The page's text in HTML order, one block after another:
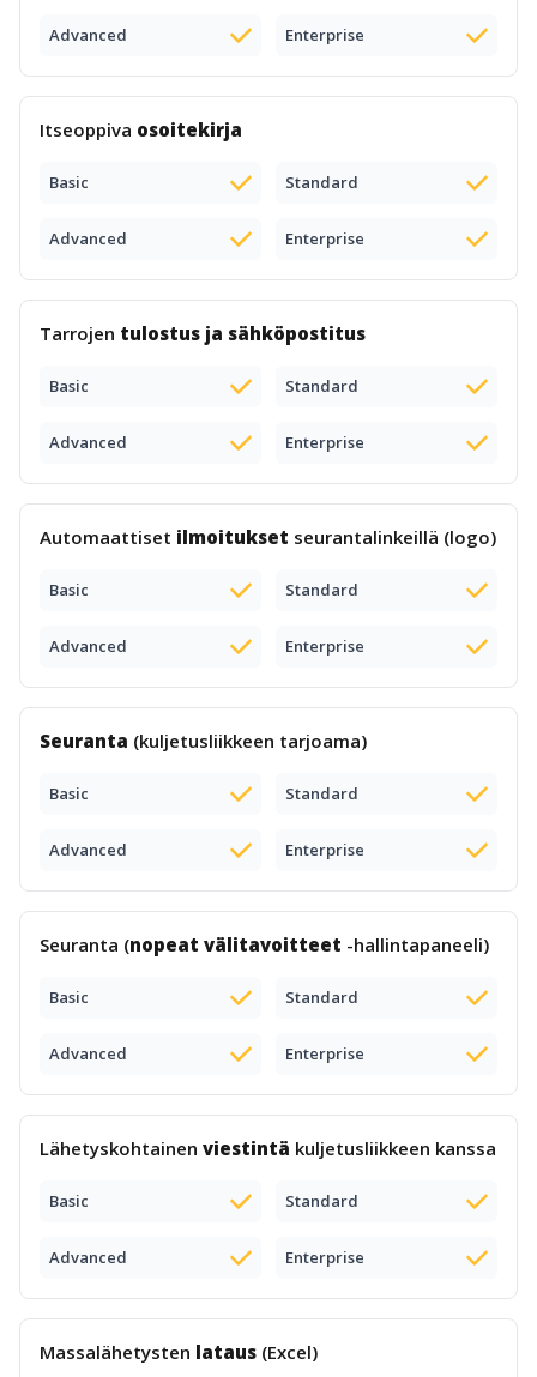
Advanced Enterprise
Itseoppiva osoitekirja
Basic Standard
Advanced Enterprise
Tarrojen tulostus ja sähköpostitus
Basic Standard
Advanced Enterprise
Automaattiset ilmoitukset seurantalinkeillä (logo)
Basic Standard
Advanced Enterprise
Seuranta (kuljetusliikkeen tarjoama)
Basic Standard
Advanced Enterprise
Seuranta (nopeat välitavoitteet -hallintapaneeli)
Basic Standard
Advanced Enterprise
Lähetyskohtainen viestintä kuljetusliikkeen kanssa
Basic Standard
Advanced Enterprise
Massalähetysten lataus (Excel)